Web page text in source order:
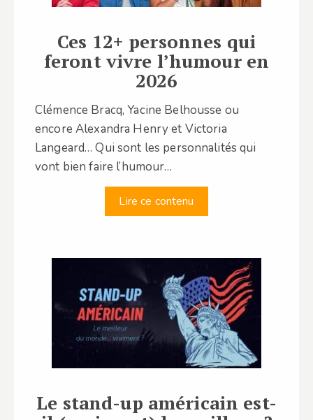
Ces 12+ personnes qui
feront vivre l’humour en
2026
Clémence Bracq, Yacine Belhousse ou
encore Alexandra Henry et Victoria
Langeard… Qui sont les personnalités qui
vont bien faire l’humour…
Lire ce contenu
Le stand-up américain est-